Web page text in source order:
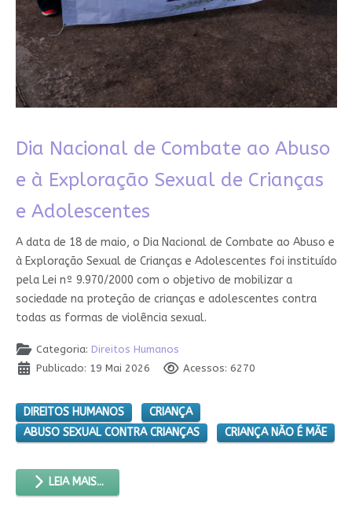
Dia Nacional de Combate ao Abuso
e à Exploração Sexual de Crianças
e Adolescentes
A data de 18 de maio, o Dia Nacional de Combate ao Abuso e
à Exploração Sexual de Crianças e Adolescentes foi instituído
pela Lei nº 9.970/2000 com o objetivo de mobilizar a
sociedade na proteção de crianças e adolescentes contra
todas as formas de violência sexual.
Categoria: Direitos Humanos
Publicado: 19 Mai 2026
Acessos: 6270
DIREITOS HUMANOS
CRIANÇA
ABUSO SEXUAL CONTRA CRIANÇAS
CRIANÇA NÃO É MÃE
LEIA MAIS...